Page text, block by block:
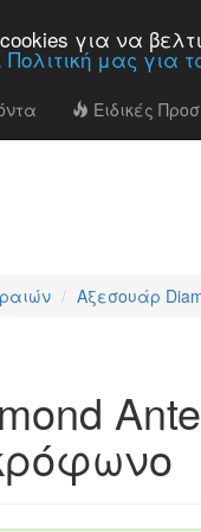
cookies για να
Πολιτική μας για
Ειδικές
Αξεσουάρ